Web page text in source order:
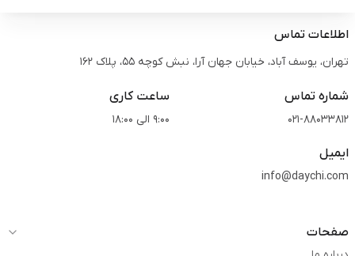
اطلاعات تماس
تهران، یوسف آباد، خیابان جهان آرا، نبش کوچه 55، پلاک 162
شماره تماس
021-88033812
ساعت کاری
9:00 الی 18:00
ایمیل
info@daychi.com
صفحات